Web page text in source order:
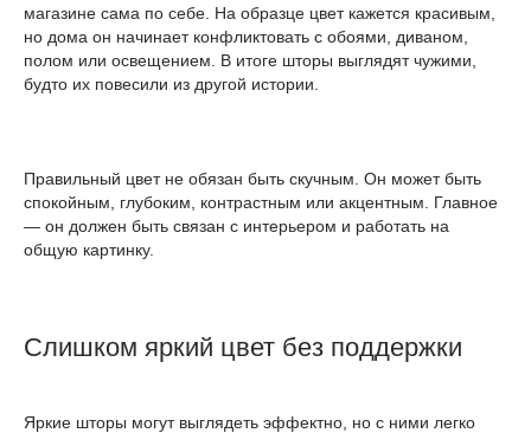
магазине сама по себе. На образце цвет кажется красивым,
но дома он начинает конфликтовать с обоями, диваном,
полом или освещением. В итоге шторы выглядят чужими,
будто их повесили из другой истории.
Правильный цвет не обязан быть скучным. Он может быть
спокойным, глубоким, контрастным или акцентным. Главное
— он должен быть связан с интерьером и работать на
общую картинку.
Слишком яркий цвет без поддержки
Яркие шторы могут выглядеть эффектно, но с ними легко